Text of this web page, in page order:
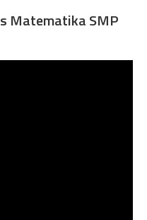
Matematika SMP